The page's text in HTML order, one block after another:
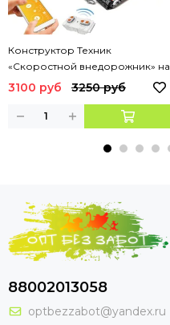
Конструктор Техник
«Скоростной внедорожник» на
Р/У, арт. 13025
3100 руб 3250 руб
88002013058
optbezzabot@yandex.ru